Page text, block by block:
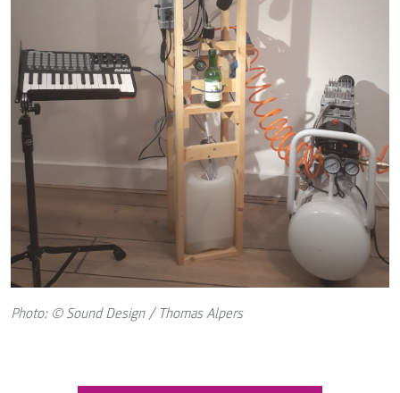
Photo: © Sound Design / Thomas Alpers